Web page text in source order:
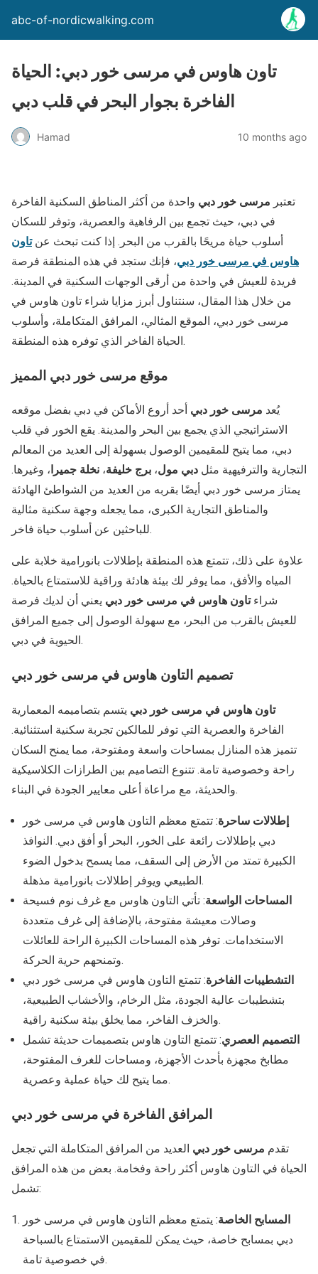
abc-of-nordicwalking.com
تاون هاوس في مرسى خور دبي: الحياة
الفاخرة بجوار البحر في قلب دبي
Hamad 10 months ago
تعتبر مرسى خور دبي واحدة من أكثر المناطق السكنية الفاخرة
في دبي، حيث تجمع بين الرفاهية والعصرية، وتوفر للسكان
أسلوب حياة مريحًا بالقرب من البحر. إذا كنت تبحث عنتاون
هاوس في مرسى خور دبي، فإنك ستجد في هذه المنطقة فرصة
فريدة للعيش في واحدة من أرقى الوجهات السكنية في المدينة.
من خلال هذا المقال، سنتناول أبرز مزايا شراء تاون هاوس في
مرسى خور دبي، الموقع المثالي، المرافق المتكاملة، وأسلوب
الحياة الفاخر الذي توفره هذه المنطقة.
موقع مرسى خور دبي المميز
يُعد مرسى خور دبي أحد أروع الأماكن في دبي بفضل موقعه
الاستراتيجي الذي يجمع بين البحر والمدينة. يقع الخور في قلب
دبي، مما يتيح للمقيمين الوصول بسهولة إلى العديد من المعالم
التجارية والترفيهية مثل دبي مول، برج خليفة، نخلة جميرا ، وغيرها.
يمتاز مرسى خور دبي أيضًا بقربه من العديد من الشواطئ الهادئة
والمناطق التجارية الكبرى، مما يجعله وجهة سكنية مثالية
للباحثين عن أسلوب حياة فاخر.
علاوة على ذلك، تتمتع هذه المنطقة بإطلالات بانورامية خلابة على
المياه والأفق، مما يوفر لك بيئة هادئة وراقية للاستمتاع بالحياة.
شراءتاون هاوس في مرسى خور دبي يعني أن لديك فرصة
للعيش بالقرب من البحر، مع سهولة الوصول إلى جميع المرافق
الحيوية في دبي.
تصميم التاون هاوس في مرسى خور دبي
تاون هاوس في مرسى خور دبي يتسم بتصاميمه المعمارية
الفاخرة والعصرية التي توفر للمالكين تجربة سكنية استثنائية.
تتميز هذه المنازل بمساحات واسعة ومفتوحة، مما يمنح السكان
راحة وخصوصية تامة. تتنوع التصاميم بين الطرازات الكلاسيكية
والحديثة، مع مراعاة أعلى معايير الجودة في البناء.
إطلالات ساحرة: تتمتع معظم التاون هاوس في مرسى خور
دبي بإطلالات رائعة على الخور، البحر أو أفق دبي. النوافذ
الكبيرة تمتد من الأرض إلى السقف، مما يسمح بدخول الضوء
الطبيعي ويوفر إطلالات بانورامية مذهلة.
المساحات الواسعة: تأتي التاون هاوس مع غرف نوم فسيحة
وصالات معيشة مفتوحة، بالإضافة إلى غرف متعددة
الاستخدامات. توفر هذه المساحات الكبيرة الراحة للعائلات
وتمنحهم حرية الحركة.
التشطيبات الفاخرة: تتمتع التاون هاوس في مرسى خور دبي
بتشطيبات عالية الجودة، مثل الرخام، والأخشاب الطبيعية،
والخزف الفاخر، مما يخلق بيئة سكنية راقية.
التصميم العصري: تتمتع التاون هاوس بتصميمات حديثة تشمل
مطابخ مجهزة بأحدث الأجهزة، ومساحات للغرف المفتوحة،
مما يتيح لك حياة عملية وعصرية.
المرافق الفاخرة في مرسى خور دبي
تقدم مرسى خور دبي العديد من المرافق المتكاملة التي تجعل
الحياة في التاون هاوس أكثر راحة وفخامة. بعض من هذه المرافق
تشمل:
المسابح الخاصة: يتمتع معظم التاون هاوس في مرسى خور
دبي بمسابح خاصة، حيث يمكن للمقيمين الاستمتاع بالسباحة
في خصوصية تامة.